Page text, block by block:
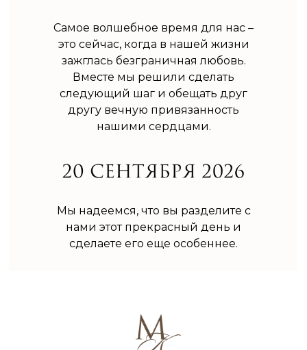
Самое волшебное время для нас –
это сейчас, когда в нашей жизни
зажглась безграничная любовь.
Вместе мы решили сделать
следующий шаг и обещать друг
другу вечную привязанность
нашими сердцами.
Мы надеемся, что вы разделите с
нами этот прекрасный день и
сделаете его еще особеннее.